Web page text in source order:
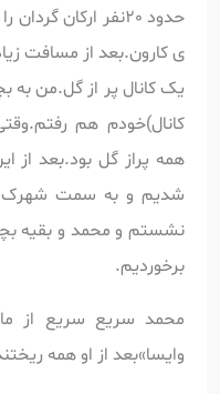
حدود 20نفر ارکان
ی کارون.بعد از مسافت
یک کانال پر از گل.من به
کانال)خودم هم
همه پراز گل بود.بعد از
شدیم و به سمت شهرک
نشستم و محمد و بقیه
برخوردیم.
محمد سریع سریع از
وایسا»بعد از او همه